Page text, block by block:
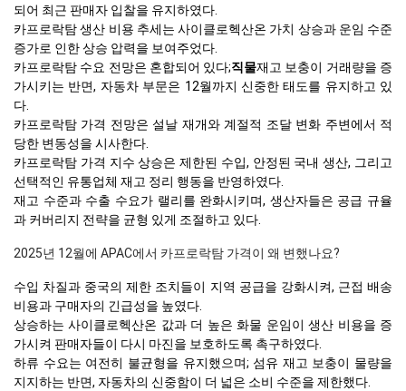
되어 최근 판매자 입찰을 유지하였다.
카프로락탐 생산 비용 추세는 사이클로헥산온 가치 상승과 운임 수준
증가로 인한 상승 압력을 보여주었다.
카프로락탐 수요 전망은 혼합되어 있다;직물재고 보충이 거래량을 증
가시키는 반면, 자동차 부문은 12월까지 신중한 태도를 유지하고 있
다.
카프로락탐 가격 전망은 설날 재개와 계절적 조달 변화 주변에서 적
당한 변동성을 시사한다.
카프로락탐 가격 지수 상승은 제한된 수입, 안정된 국내 생산, 그리고
선택적인 유통업체 재고 정리 행동을 반영하였다.
재고 수준과 수출 수요가 랠리를 완화시키며, 생산자들은 공급 규율
과 커버리지 전략을 균형 있게 조절하고 있다.
2025년 12월에 APAC에서 카프로락탐 가격이 왜 변했나요?
수입 차질과 중국의 제한 조치들이 지역 공급을 강화시켜, 근접 배송
비용과 구매자의 긴급성을 높였다.
상승하는 사이클로헥산온 값과 더 높은 화물 운임이 생산 비용을 증
가시켜 판매자들이 다시 마진을 보호하도록 촉구하였다.
하류 수요는 여전히 불균형을 유지했으며; 섬유 재고 보충이 물량을
지지하는 반면, 자동차의 신중함이 더 넓은 소비 수준을 제한했다.